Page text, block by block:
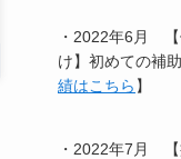
・2022年6月 【
け】初めての補
績はこちら 】
・2022年7月 【